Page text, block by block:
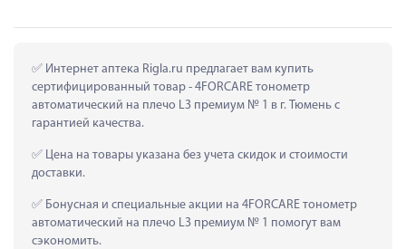
Интернет аптека Rigla.ru предлагает вам купить
сертифицированный товар - 4FORCARE тонометр
автоматический на плечо L3 премиум № 1 в г. Тюмень с
гарантией качества.
Цена на товары указана без учета скидок и стоимости
доставки.
Бонусная и специальные акции на 4FORCARE тонометр
автоматический на плечо L3 премиум № 1 помогут вам
сэкономить.